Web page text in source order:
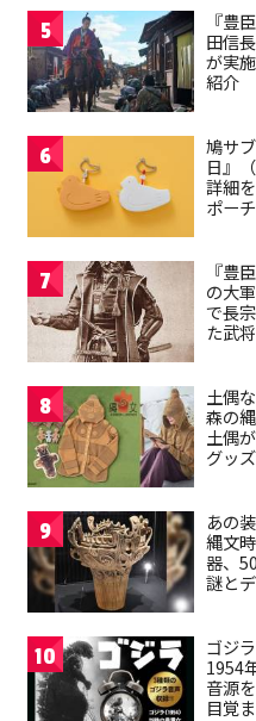
5
『豊
田信
が実
紹介
6
鳩サ
日』
詳細
ポー
7
『豊
の大
で長
た武
8
土偶
森の
土偶
グッ
9
あの
縄文
器、
謎と
10
ゴジ
1954
音源
目覚